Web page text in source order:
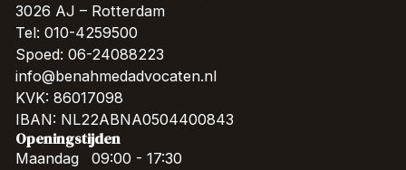
3026 AJ – Rotterdam
Tel: 010-4259500
Spoed: 06-24088223
info@benahmedadvocaten.nl
KVK: 86017098
IBAN: NL22ABNA0504400843
Openingstijden
Maandag
09:00 - 17:30